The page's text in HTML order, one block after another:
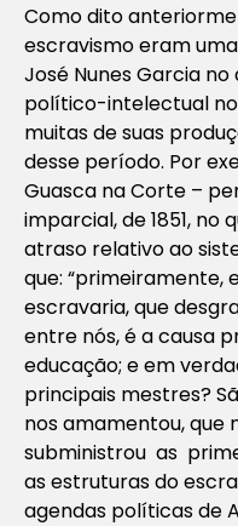
Como dito
escravismo eram
José Nunes Garcia
político-intelectual no
muitas de suas
desse período. Por
Guasca na Corte –
imparcial, de 1851,
atraso relativo ao
que: “primeiramente,
escravaria, que
entre nós, é a causa
educação; e em
principais mestres?
nos amamentou, que
subministrou as
as estruturas do
agendas políticas de